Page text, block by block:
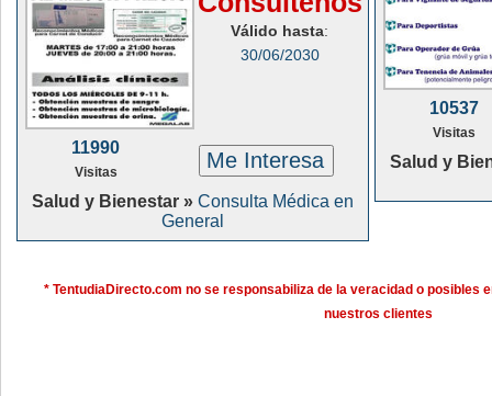
Válido hasta:
30/06/2030
11990
Visitas Me Interesa
Salud y Bienestar » Consulta Médica en
General
10537
Visitas
Salud y
* TentudiaDirecto.com no se responsabiliza de la veracidad o posibles
nuestros clientes